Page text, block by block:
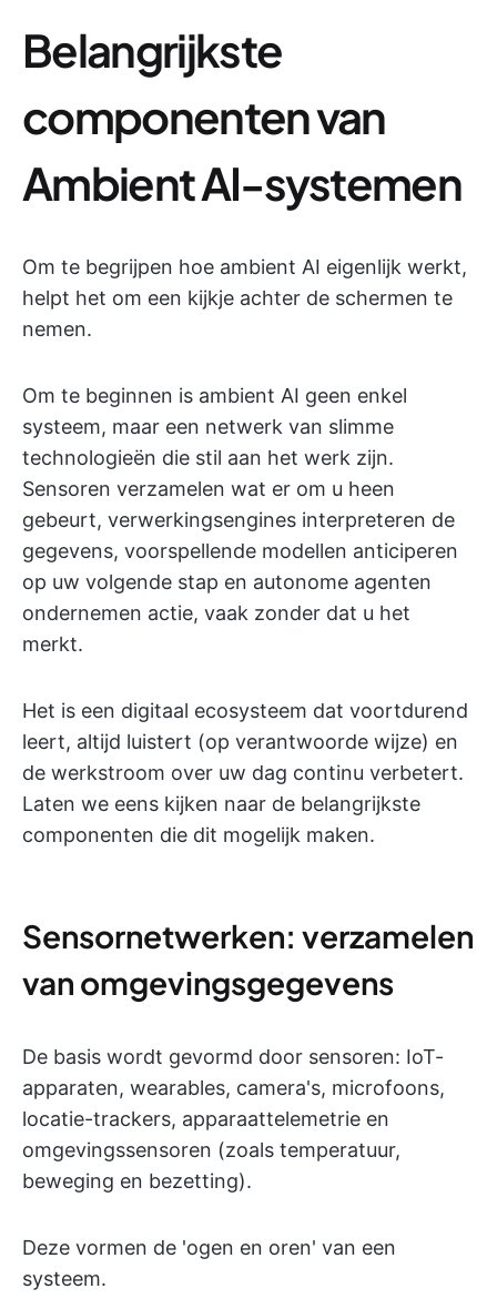
Belangrijkste
componenten van
Ambient AI-systemen
Om te begrijpen hoe ambient AI eigenlijk werkt,
helpt het om een kijkje achter de schermen te
nemen.
Om te beginnen is ambient AI geen enkel
systeem, maar een netwerk van slimme
technologieën die stil aan het werk zijn.
Sensoren verzamelen wat er om u heen
gebeurt, verwerkingsengines interpreteren de
gegevens, voorspellende modellen anticiperen
op uw volgende stap en autonome agenten
ondernemen actie, vaak zonder dat u het
merkt.
Het is een digitaal ecosysteem dat voortdurend
leert, altijd luistert (op verantwoorde wijze) en
de werkstroom over uw dag continu verbetert.
Laten we eens kijken naar de belangrijkste
componenten die dit mogelijk maken.
Sensornetwerken: verzamelen
van omgevingsgegevens
De basis wordt gevormd door sensoren: IoT-
apparaten, wearables, camera's, microfoons,
locatie-trackers, apparaattelemetrie en
omgevingssensoren (zoals temperatuur,
beweging en bezetting).
Deze vormen de 'ogen en oren' van een
systeem.